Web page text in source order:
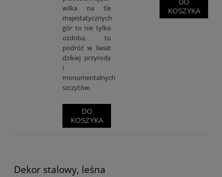
wilka na tle
majestatycznych
gór to nie tylko
ozdoba, to
podróż w świat
dzikiej przyrody
i
monumentalnych
szczytów.
DO
KOSZYKA
DO
KOSZYKA
Dekor stalowy, leśna